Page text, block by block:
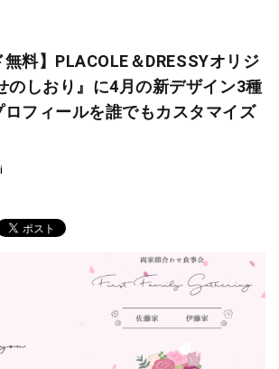
無料】PLACOLE＆DRESSYオリジ
のしおり』に4月の新デザイン3種
フィールを誰でもカスタマイズ